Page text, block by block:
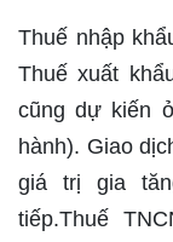
Thuế nhập
Thuế xuất
cũng dự kiến
hành). Giao
giá trị gia
tiếp.Thuế